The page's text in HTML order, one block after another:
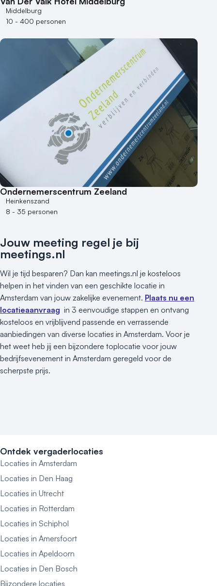
Middelburg
10 - 400 personen
Ondernemerscentrum Zeeland
Heinkenszand
8 - 35 personen
Jouw meeting regel je bij
meetings.nl
Wil je tijd besparen? Dan kan meetings.nl je kosteloos
helpen in het vinden van een geschikte locatie in
Amsterdam van jouw zakelijke evenement. Plaats nu een
locatieaanvraag in 3 eenvoudige stappen en ontvang
kosteloos en vrijblijvend passende en verrassende
aanbiedingen van diverse locaties in Amsterdam. Voor je
het weet heb jij een bijzondere toplocatie voor jouw
bedrijfsevenement in Amsterdam geregeld voor de
scherpste prijs.
Ontdek vergaderlocaties
Locaties in Amsterdam
Locaties in Den Haag
Locaties in Utrecht
Locaties in Rotterdam
Locaties in Schiphol
Locaties in Amersfoort
Locaties in Apeldoorn
Locaties in Den Bosch
Bijzondere locaties